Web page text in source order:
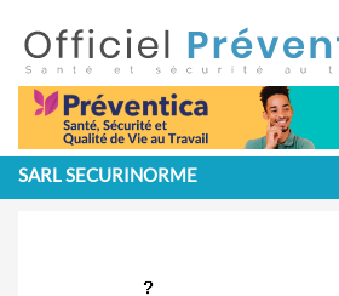
SARL SECURINORME